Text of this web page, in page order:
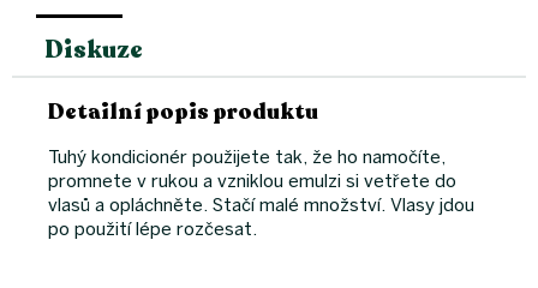
Diskuze
Detailní popis produktu
Tuhý kondicionér použijete tak, že ho namočíte,
promnete v rukou a vzniklou emulzi si vetřete do
vlasů a opláchněte. Stačí malé množství. Vlasy jdou
po použití lépe rozčesat.